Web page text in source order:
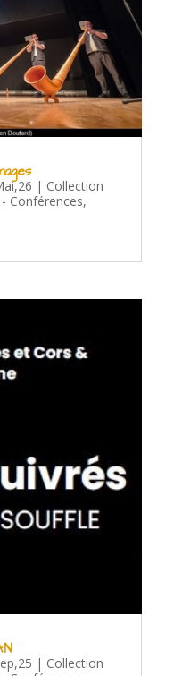
| Collection
Conférences,
| Collection